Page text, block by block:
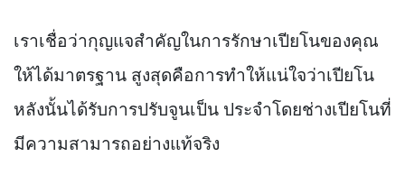
เราเชื่อว่ากุญแจสำคัญในการรักษาเปียโนของคุณ
ให้ได้มาตรฐาน สูงสุดคือการทำให้แน่ใจว่าเปียโน
หลังนั้นได้รับการปรับจูนเป็น ประจำโดยช่างเปียโนที่
มีความสามารถอย่างแท้จริง